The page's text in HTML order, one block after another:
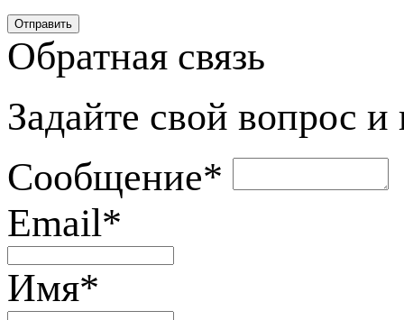
Обратная связь
Задайте свой вопрос
Сообщение*
Email*
Имя*